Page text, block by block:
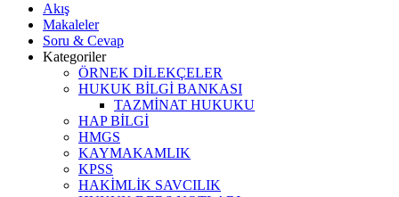
Akış
Makaleler
Soru & Cevap
Kategoriler
ÖRNEK DİLEKÇELER
HUKUK BİLGİ BANKASI
TAZMİNAT HUKUKU
HAP BİLGİ
HMGS
KAYMAKAMLIK
KPSS
HAKİMLİK SAVCILIK